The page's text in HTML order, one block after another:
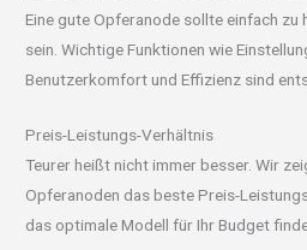
Eine gute Opferanode sollte einfach zu
sein. Wichtige Funktionen wie
Benutzerkomfort und Effizienz sind
Preis-Leistungs-Verhältnis
Teurer heißt nicht immer besser. Wir
Opferanoden das beste Preis-
das optimale Modell für Ihr Budget